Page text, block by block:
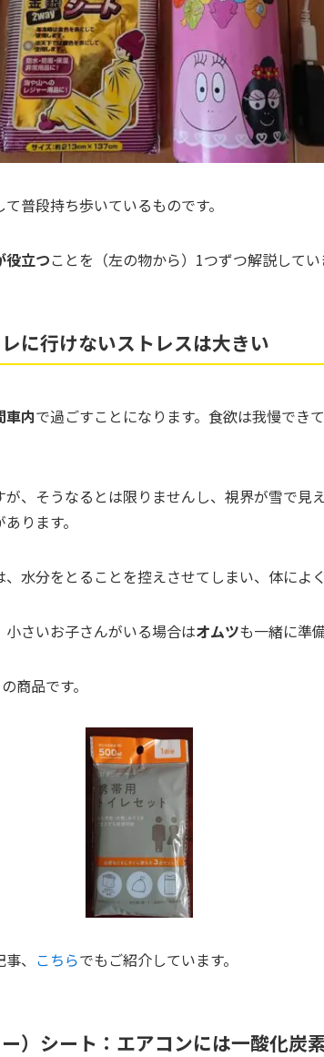
普段持ち歩いているものです。
役立つことを（左の物から）1つずつ解説してい
に行けないストレスは大きい
車内で過ごすことになります。食欲は我慢でき
、そうなるとは限りませんし、視界が雪で見
あります。
、水分をとることを控えさせてしまい、体によ
小さいお子さんがいる場合はオムツも一緒に準
商品です。
、 こちらでもご紹介しています。
）シート：エアコンには一酸化炭